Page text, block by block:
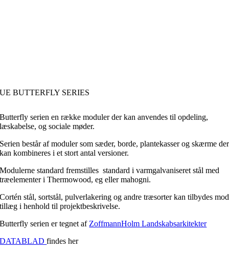
UE BUTTERFLY SERIES
Butterfly serien en række moduler der kan anvendes til opdeling,
læskabelse, og sociale møder.
Serien består af moduler som sæder, borde, plantekasser og skærme der
kan kombineres i et stort antal versioner.
Modulerne standard fremstilles standard i varmgalvaniseret stål med
træelementer i Thermowood, eg eller mahogni.
Cortén stål, sortstål, pulverlakering og andre træsorter kan tilbydes mod
tillæg i henhold til projektbeskrivelse.
Butterfly serien er tegnet af ZoffmannHolm Landskabsarkitekter
DATABLADfindes her